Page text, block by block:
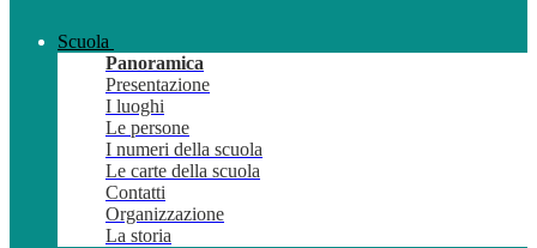
Scuola
Panoramica
Presentazione
I luoghi
Le persone
I numeri della scuola
Le carte della scuola
Contatti
Organizzazione
La storia